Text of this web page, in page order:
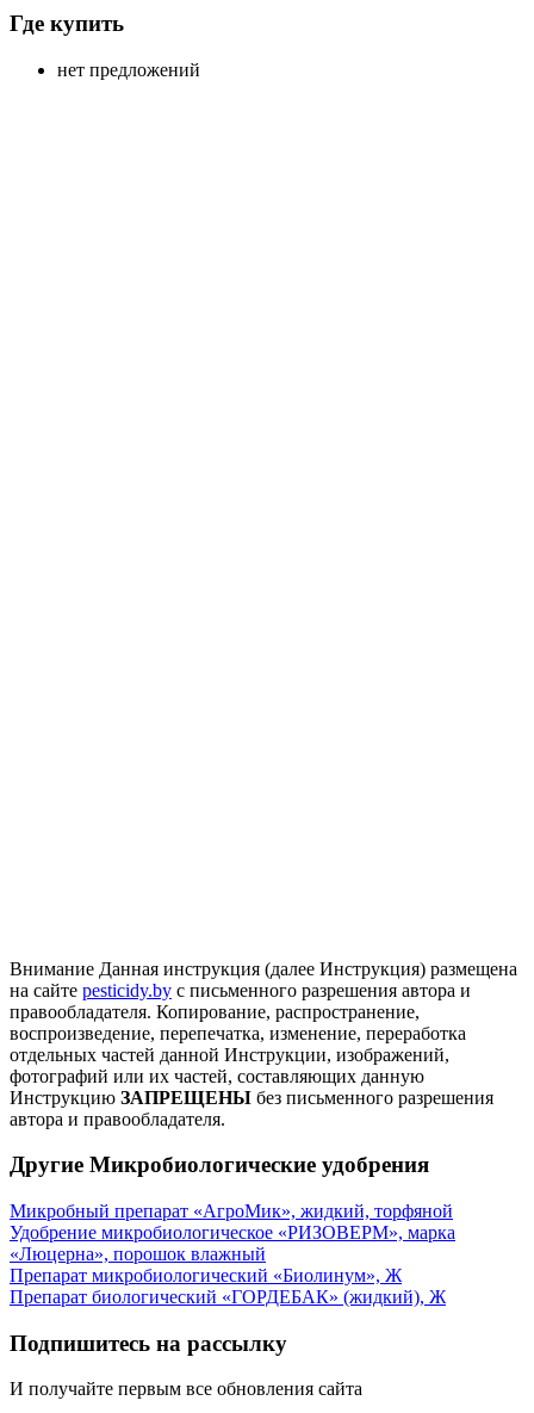
Где купить
нет предложений
Внимание Данная инструкция (далее Инструкция) размещена
на сайте pesticidy.by с письменного разрешения автора и
правообладателя. Копирование, распространение,
воспроизведение, перепечатка, изменение, переработка
отдельных частей данной Инструкции, изображений,
фотографий или их частей, составляющих данную
Инструкцию ЗАПРЕЩЕНЫ без письменного разрешения
автора и правообладателя.
Другие Микробиологические удобрения
Микробный препарат «АгроМик», жидкий, торфяной
Удобрение микробиологическое «РИЗОВЕРМ», марка
«Люцерна», порошок влажный
Препарат микробиологический «Биолинум», Ж
Препарат биологический «ГОРДЕБАК» (жидкий), Ж
Подпишитесь на рассылку
И получайте первым все обновления сайта